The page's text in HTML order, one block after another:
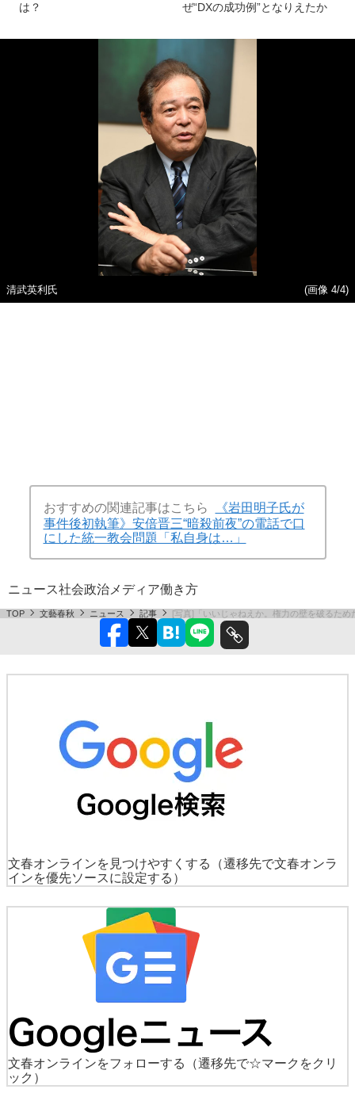
は？
ぜ“DXの成功例”となりえたか
清武英利氏 (画像 4/4)
おすすめの関連記事はこちら
《岩田明子氏が
事件後初執筆》安倍晋三“暗殺前夜”の電話で口
にした統一教会問題「私自身は…」
ニュース社会政治 メディア働き方
TOP 文藝春秋 ニュース 記事 [写真]「いいじゃねえか。権力の壁を破るた
文春オンラインを見つけやすくする
（遷移先で文春オンラ
インを優先ソースに設定する）
文春オンラインをフォローする
（遷移先で☆マークをクリ
ック）